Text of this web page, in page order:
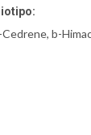
b-